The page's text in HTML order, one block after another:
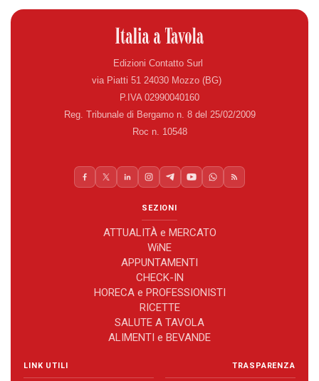
Edizioni Contatto Surl
via Piatti 51 24030 Mozzo (BG)
P.IVA 02990040160
Reg. Tribunale di Bergamo n. 8 del 25/02/2009
Roc n. 10548
SEZIONI
ATTUALITÀ e MERCATO
WiNE
APPUNTAMENTI
CHECK-IN
HORECA e PROFESSIONISTI
RICETTE
SALUTE A TAVOLA
ALIMENTI e BEVANDE
LINK UTILI TRASPARENZA